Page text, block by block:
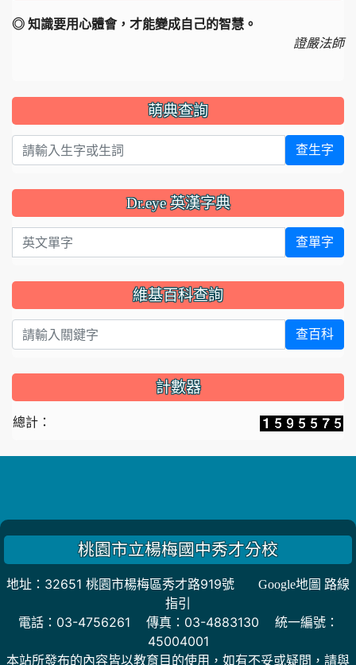
◎ 知識要用心體會，才能變成自己的智慧。
證嚴法師
萌典查詢
查生字
Dr.eye 英漢字典
英文單字 查單字
維基百科查詢
查百科
計數器
總計：
桃園市立楊梅國中秀才分校
地址：32651 桃園市楊梅區秀才路919號
Google地圖 路線
指引
電話：03-4756261 傳真：03-4883130 統一編號：
45004001
本站所發布的內容皆以教育目的使用，如有不妥或疑問，請與